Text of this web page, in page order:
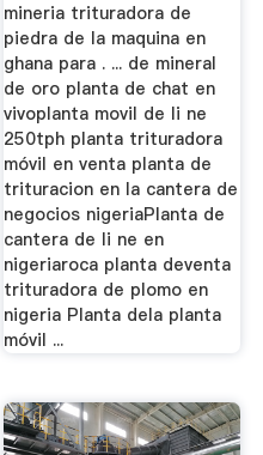
mineria trituradora de
piedra de la maquina en
ghana para . ... de mineral
de oro planta de chat en
vivoplanta movil de li ne
250tph planta trituradora
móvil en venta planta de
trituracion en la cantera de
negocios nigeriaPlanta de
cantera de li ne en
nigeriaroca planta deventa
trituradora de plomo en
nigeria Planta dela planta
móvil ...